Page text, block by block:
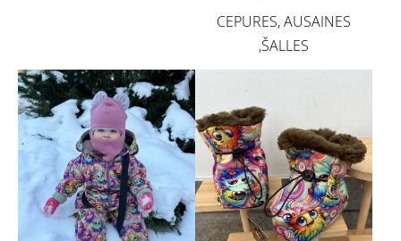
CEPURES, AUSAINES
,ŠALLES